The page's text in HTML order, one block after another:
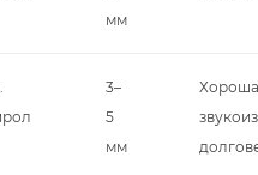
мм
3–
5
мм